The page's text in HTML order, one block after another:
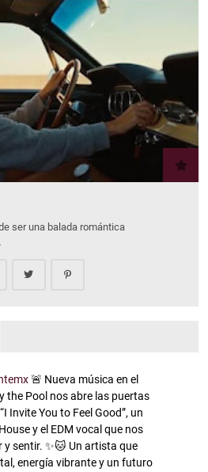
ser una balada romántica
🚨 Nueva música en el
the Pool nos abre las puertas
Invite You to Feel Good”, un
y el EDM vocal que nos
y sentir. ✨🐱 Un artista que
energía vibrante y un futuro